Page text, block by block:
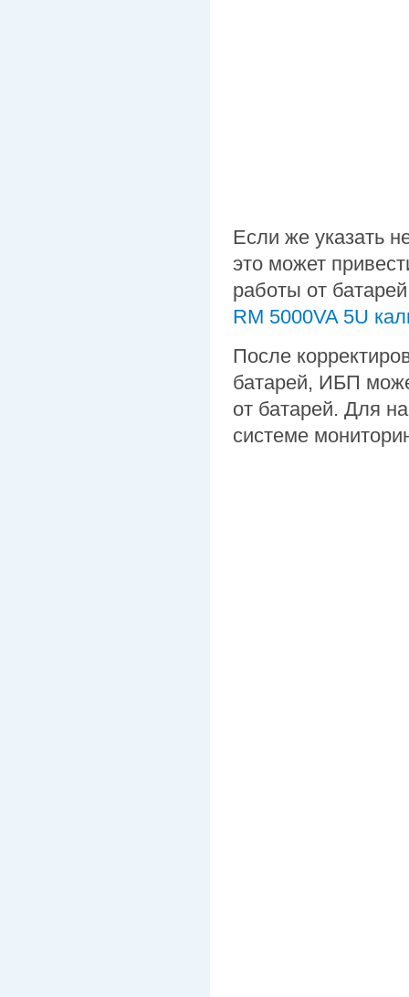
Если же указать
это может
работы от
RM 5000VA 5U
После
батарей, ИБП
от батарей. Для
системе